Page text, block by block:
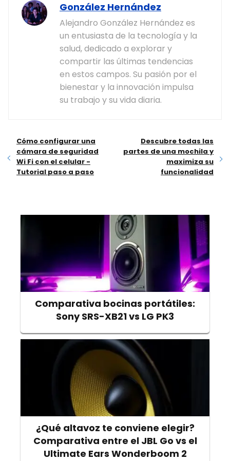
González Hernández
Alejandro González Hernández es
un entusiasta de la tecnología y la
salud, dedicado a explorar y
compartir las últimas tendencias
en estos campos. Su pasión por el
bienestar y la innovación impulsa
su trabajo y su vida diaria.
Cómo configurar una
cámara de seguridad
Wi Fi con el celular -
Tutorial paso a paso
Descubre todas las
partes de una mochila y
maximiza su
funcionalidad
Comparativa bocinas portátiles:
Sony SRS-XB21 vs LG PK3
¿Qué altavoz te conviene elegir?
Comparativa entre el JBL Go vs el
Ultimate Ears Wonderboom 2